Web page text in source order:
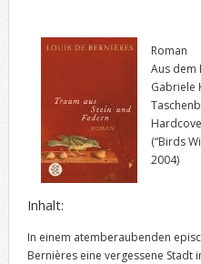
Roman
Aus dem
Gabriele
(“Birds
2004)
Inhalt:
In einem atemberaubenden
Bernières eine vergessene Stadt